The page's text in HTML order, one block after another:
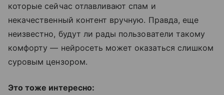
которые сейчас отлавливают спам и
некачественный контент вручную. Правда, еще
неизвестно, будут ли рады пользователи такому
комфорту — нейросеть может оказаться слишком
суровым цензором.
Это тоже интересно: